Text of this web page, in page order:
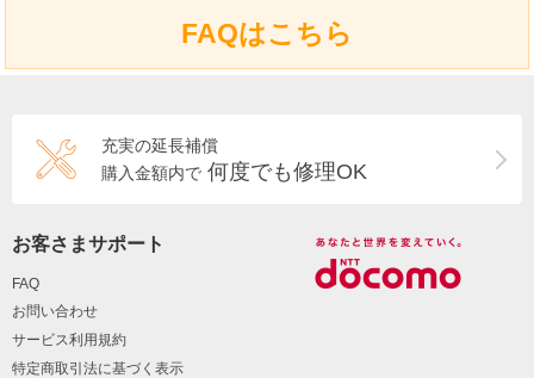
FAQはこちら
充実の延長補償
購入金額内で 何度でも修理OK
お客さまサポート
FAQ
お問い合わせ
サービス利用規約
特定商取引法に基づく表示